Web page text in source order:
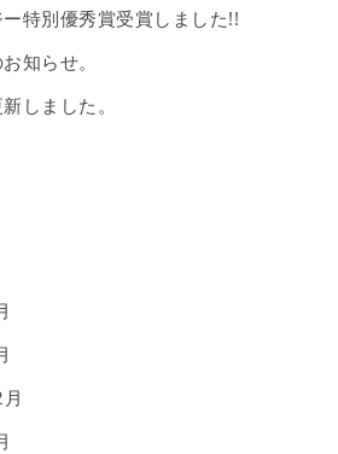
特別優秀賞受賞しました!!
知らせ。
しました。